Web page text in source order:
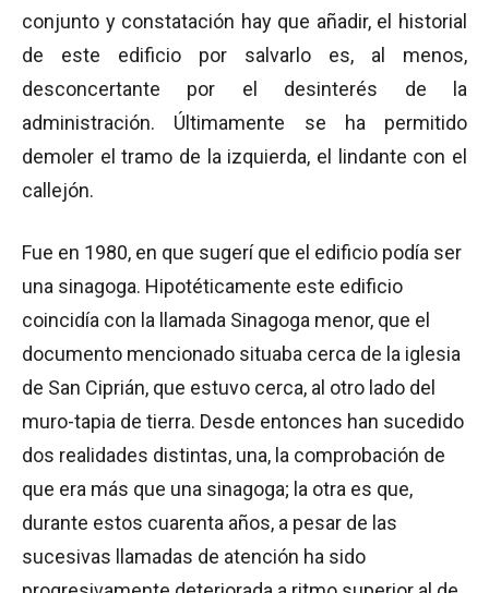
conjunto y constatación hay que añadir, el historial
de este edificio por salvarlo es, al menos,
desconcertante por el desinterés de la
administración. Últimamente se ha permitido
demoler el tramo de la izquierda, el lindante con el
callejón.
Fue en 1980, en que sugerí que el edificio podía ser
una sinagoga. Hipotéticamente este edificio
coincidía con la llamada Sinagoga menor, que el
documento mencionado situaba cerca de la iglesia
de San Ciprián, que estuvo cerca, al otro lado del
muro-tapia de tierra. Desde entonces han sucedido
dos realidades distintas, una, la comprobación de
que era más que una sinagoga; la otra es que,
durante estos cuarenta años, a pesar de las
sucesivas llamadas de atención ha sido